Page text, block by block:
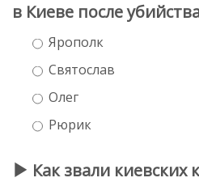
в Киеве после
Ярополк
Святослав
Олег
Рюрик
Как звали киевских